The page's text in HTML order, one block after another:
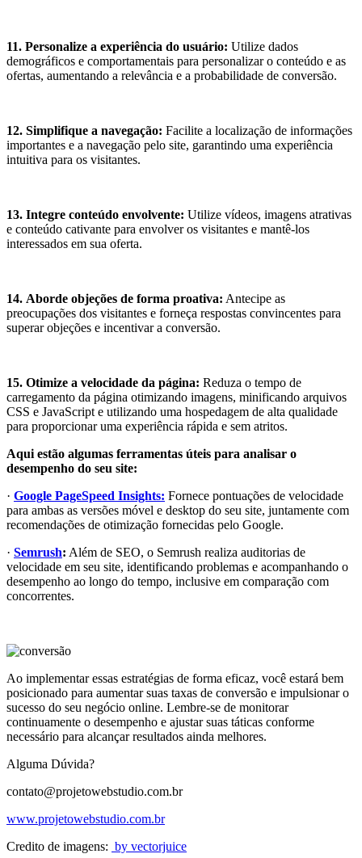
11. Personalize a experiência do usuário: Utilize dados
demográficos e comportamentais para personalizar o conteúdo e as
ofertas, aumentando a relevância e a probabilidade de conversão.
12. Simplifique a navegação: Facilite a localização de informações
importantes e a navegação pelo site, garantindo uma experiência
intuitiva para os visitantes.
13. Integre conteúdo envolvente: Utilize vídeos, imagens atrativas
e conteúdo cativante para envolver os visitantes e mantê-los
interessados ​​em sua oferta.
14. Aborde objeções de forma proativa: Antecipe as
preocupações dos visitantes e forneça respostas convincentes para
superar objeções e incentivar a conversão.
15. Otimize a velocidade da página: Reduza o tempo de
carregamento da página otimizando imagens, minificando arquivos
CSS e JavaScript e utilizando uma hospedagem de alta qualidade
para proporcionar uma experiência rápida e sem atritos.
Aqui estão algumas ferramentas úteis para analisar o
desempenho do seu site:
· Google PageSpeed Insights: Fornece pontuações de velocidade
para ambas as versões móvel e desktop do seu site, juntamente com
recomendações de otimização fornecidas pelo Google.
· Semrush: Além de SEO, o Semrush realiza auditorias de
velocidade em seu site, identificando problemas e acompanhando o
desempenho ao longo do tempo, inclusive em comparação com
concorrentes.
Ao implementar essas estratégias de forma eficaz, você estará bem
posicionado para aumentar suas taxas de conversão e impulsionar o
sucesso do seu negócio online. Lembre-se de monitorar
continuamente o desempenho e ajustar suas táticas conforme
necessário para alcançar resultados ainda melhores.
Alguma Dúvida?
contato@projetowebstudio.com.br
www.projetowebstudio.com.br
Credito de imagens: by vectorjuice